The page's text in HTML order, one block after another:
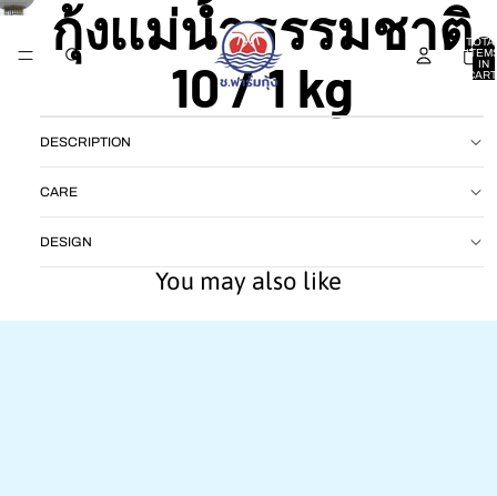
IN
กุ้งเเม่น้ำธรรมชาติ
10 / 1 kg
DESCRIPTION
CARE
DESIGN
You may also like